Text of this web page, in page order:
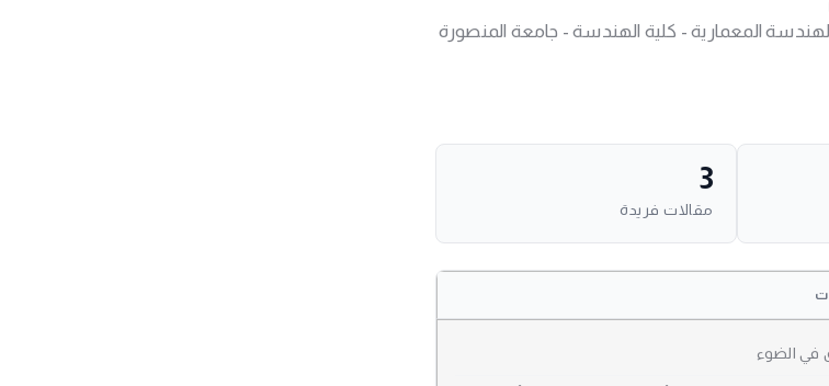
المعمارية - كلية الهندسة - جامعة المنصورة
3
مقالات فريدة
في الضوء